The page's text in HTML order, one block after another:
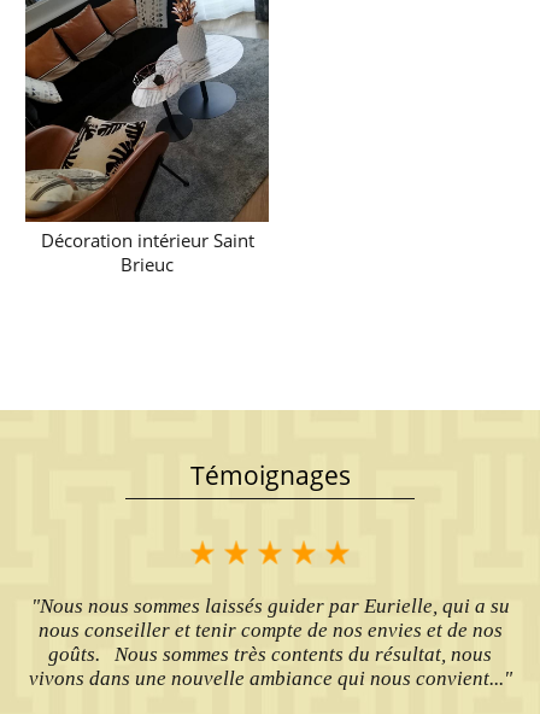
Décoration intérieur Saint
Brieuc
Témoignages
"Nous nous sommes laissés guider par Eurielle, qui a su
nous conseiller et tenir compte de nos envies et de nos
goûts. Nous sommes très contents du résultat, nous
vivons dans une nouvelle ambiance qui nous convient..."